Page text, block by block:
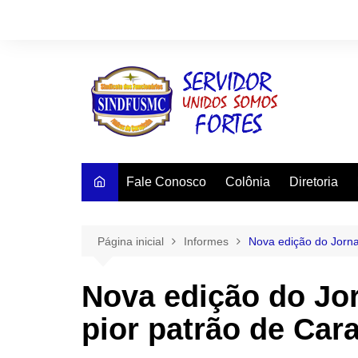
Fale Conosco Colônia Diretoria
Página inicial Informes Nova edição do
Nova edição do
pior patrão de